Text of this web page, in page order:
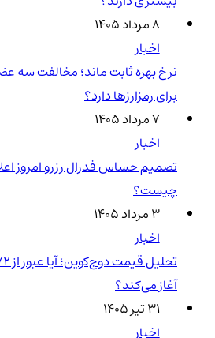
۸ مرداد ۱۴۰۵
اخبار
نرخ بهره ثابت ماند؛ مخالفت سه
برای رمزارزها دارد؟
۷ مرداد ۱۴۰۵
اخبار
تصمیم حساس فدرال رزرو امروز
چیست؟
۳ مرداد ۱۴۰۵
اخبار
آغاز می‌کند؟
۳۱ تیر ۱۴۰۵
اخبار